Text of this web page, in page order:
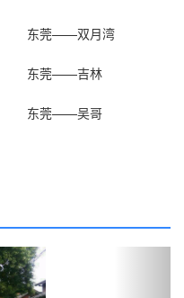
东莞——双月湾
东莞——吉林
东莞——吴哥